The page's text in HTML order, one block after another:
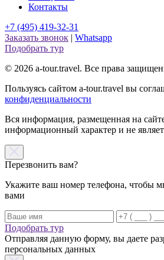
Контакты
+7 (495) 419-32-31
Заказать звонок | Whatsapp
Подобрать тур
© 2026 a-tour.travel. Все права
Пользуясь сайтом a-tour.travel вы
конфиденциальности
Вся информация, размещенная на
информационный характер и не
Перезвонить вам?
Укажите ваш номер телефона, чтобы
вами
Подобрать тур
Отправляя данную форму, вы даете
персональных данных